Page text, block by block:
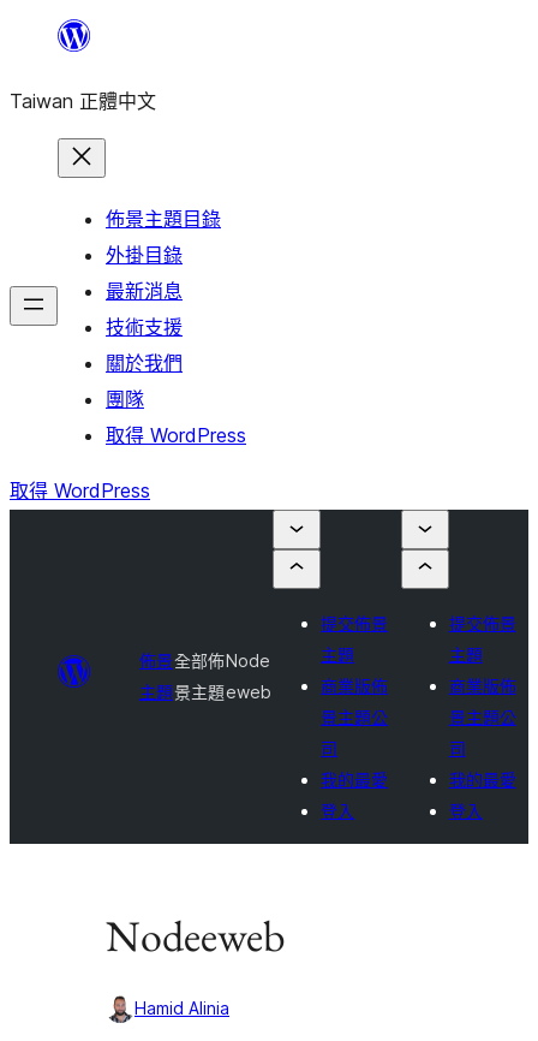
主
Taiwan 正體中文
佈景主題目錄
外掛目錄
最新消息
技術支援
關於我們
團隊
取得 WordPress
取得 WordPress
佈景
主題
全部佈
景主題
Node
eweb
提交佈景
主題
商業版佈
景主題公
司
我的最愛
登入
提交佈景
主題
商業版佈
景主題公
司
我的最愛
登入
Nodeeweb
Hamid Alinia